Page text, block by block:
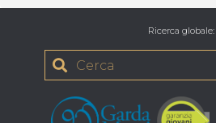
Ricerca globale: